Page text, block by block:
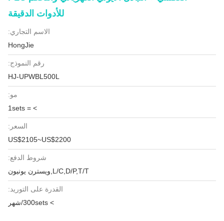
للأدوات الدقيقة
الاسم التجاري:
HongJie
رقم النموذج:
HJ-UPWBL500L
مو:
> = 1sets
السعر:
US$2105~US$2200
شروط الدفع:
L/C,D/P,T/T,ويسترن يونيون
القدرة على التوريد:
> 300sets/شهر